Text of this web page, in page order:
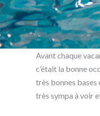
Avant chaque
c’était la bonne
très bonnes bases
très sympa à voir